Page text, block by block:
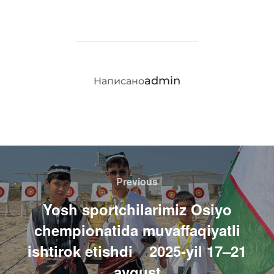
АВТОР ЗАПИСИ
Написаноadmin
Навигация
по
записям
Previous
Previous
Yosh sportchilarimiz Osiyo
chempionatida muvaffaqiyatli
ishtirok etishdi
2025-yil 17–21